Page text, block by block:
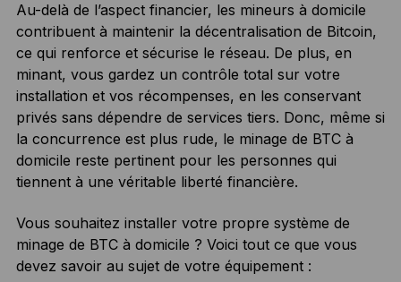
Au-delà de l’aspect financier, les mineurs à domicile
contribuent à maintenir la décentralisation de Bitcoin,
ce qui renforce et sécurise le réseau. De plus, en
minant, vous gardez un contrôle total sur votre
installation et vos récompenses, en les conservant
privés sans dépendre de services tiers. Donc, même si
la concurrence est plus rude, le minage de BTC à
domicile reste pertinent pour les personnes qui
tiennent à une véritable liberté financière.
Vous souhaitez installer votre propre système de
minage de BTC à domicile ? Voici tout ce que vous
devez savoir au sujet de votre équipement :